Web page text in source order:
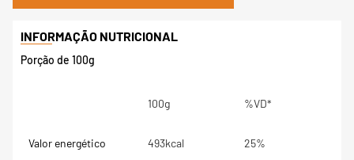
Porção de 100g
100g %VD*
Valor energético 493kcal 25%